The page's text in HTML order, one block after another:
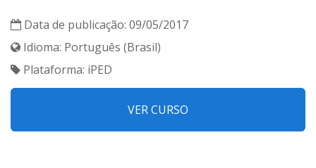
Data de publicação: 09/05/2017
Idioma: Português (Brasil)
Plataforma: iPED
VER CURSO